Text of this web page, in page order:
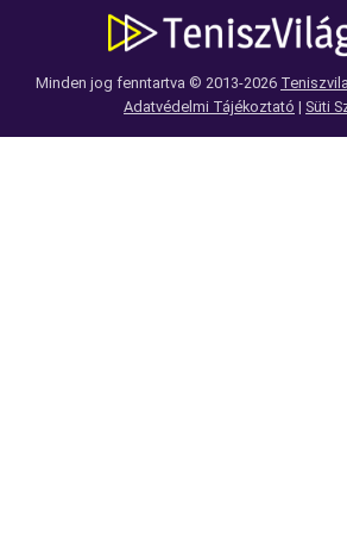
Minden jog fenntartva © 2013-2026
Adatvédelmi Tájékoztató | Süti